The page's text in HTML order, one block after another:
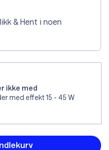
& Hent i noen
ikke med
med effekt 15 - 45 W